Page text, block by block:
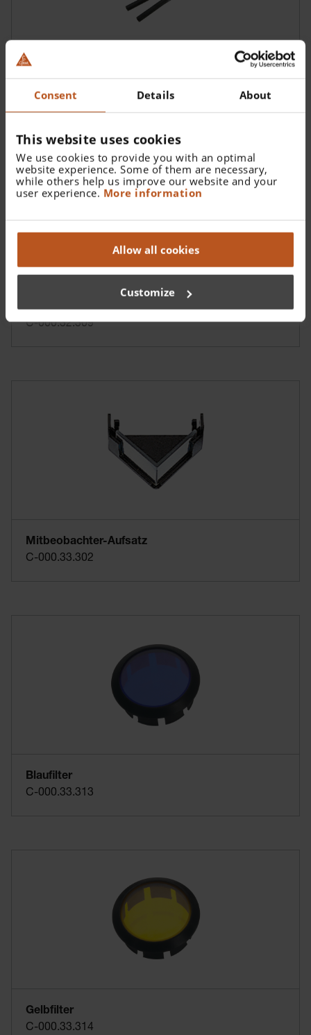
Consent Details About
This website uses cookies
We use cookies to provide you with an optimal
website experience. Some of them are necessary,
while others help us improve our website and your
user experience. More information
Allow all cookies
Customize
C-000.32.305
Clip-in Korrekturfassung für S-FRAME
C-000.32.309
Mitbeobachter-Aufsatz
C-000.33.302
Blaufilter
C-000.33.313
Gelbfilter
C-000.33.314